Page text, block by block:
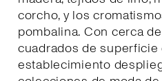
corcho, y los
pombalina. Con cerca
cuadrados de
establecimiento